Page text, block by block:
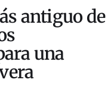
antiguo de
una